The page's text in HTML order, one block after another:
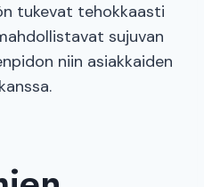
tukevat tehokkaasti
sujuvan
niin asiakkaiden